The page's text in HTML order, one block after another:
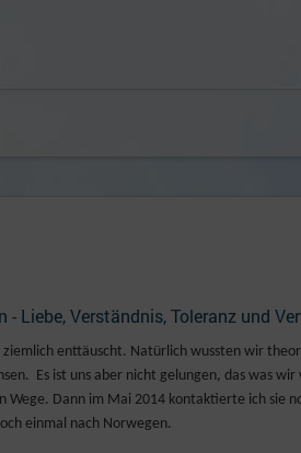
Liebe, Verständnis, Toleranz und
enttäuscht. Natürlich wussten wir
Es ist uns aber nicht gelungen, das was wir
Wege. Dann im Mai 2014 kontaktierte ich sie
einmal nach Norwegen.